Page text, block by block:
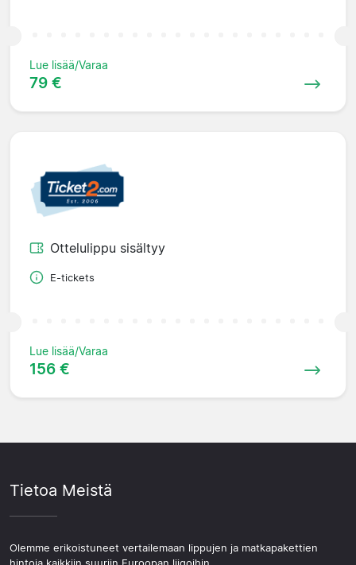
Lue lisää/Varaa
79 €
Ottelulippu sisältyy
E-tickets
Lue lisää/Varaa
156 €
Tietoa Meistä
Olemme erikoistuneet vertailemaan lippujen ja matkapakettien
hintoja kaikkiin suuriin Euroopan liigoihin.